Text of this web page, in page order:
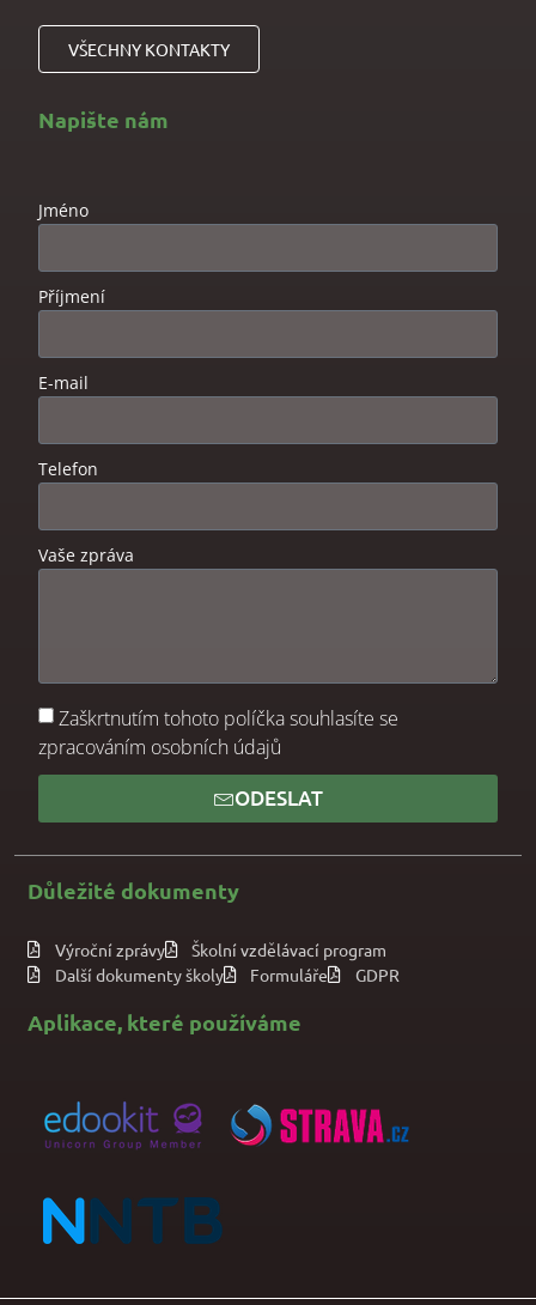
VŠECHNY KONTAKTY
Napište nám
Jméno
Příjmení
E-mail
Telefon
Vaše zpráva
Zaškrtnutím tohoto políčka souhlasíte se
zpracováním osobních údajů
ODESLAT
Důležité dokumenty
Výroční zprávy
Školní vzdělávací program
Další dokumenty školy
Formuláře GDPR
Aplikace, které používáme